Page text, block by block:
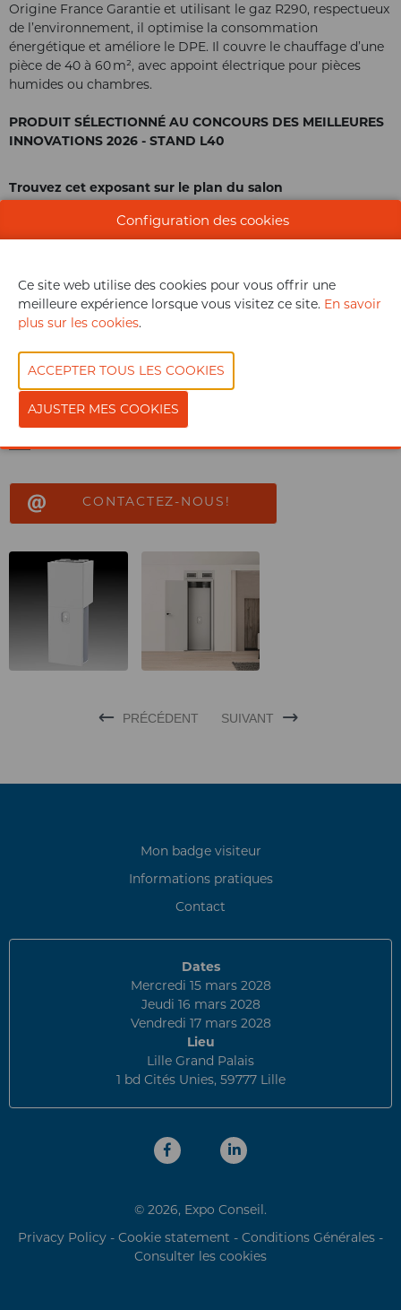
Origine France Garantie et utilisant le gaz R290, respectueux
de l’environnement, il optimise la consommation
énergétique et améliore le DPE. Il couvre le chauffage d’une
pièce de 40 à 60 m², avec appoint électrique pour pièces
humides ou chambres.
PRODUIT SÉLECTIONNÉ AU CONCOURS DES MEILLEURES
INNOVATIONS 2026 - STAND L40
Trouvez cet exposant sur le plan du salon
CONTACTEZ-NOUS!
PRÉCÉDENT SUIVANT
Mon badge visiteur
Informations pratiques
Contact
Dates
Mercredi 15 mars 2028
Jeudi 16 mars 2028
Vendredi 17 mars 2028
Lieu
Lille Grand Palais
1 bd Cités Unies, 59777 Lille
© 2026, Expo Conseil.
Privacy Policy - Cookie statement - Conditions Générales -
Consulter les cookies
Configuration des cookies
Ce site web utilise des cookies pour vous offrir une
meilleure expérience lorsque vous visitez ce site. En savoir
plus sur les cookies.